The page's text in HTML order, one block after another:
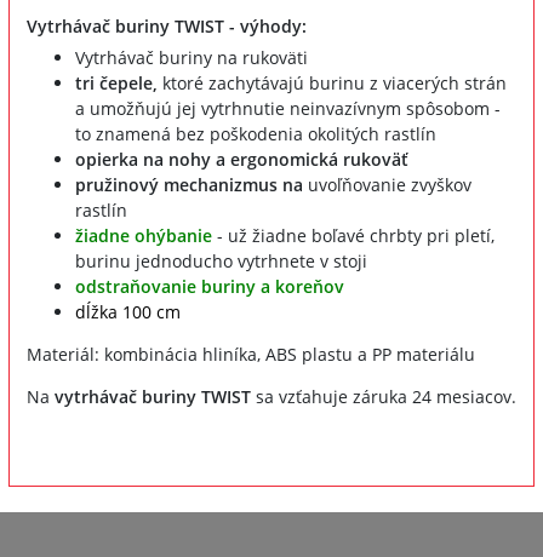
Vytrhávač buriny TWIST - výhody:
Vytrhávač buriny na rukoväti
tri čepele, ktoré zachytávajú burinu z viacerých strán
a umožňujú jej vytrhnutie neinvazívnym spôsobom -
to znamená bez poškodenia okolitých rastlín
opierka na nohy a ergonomická rukoväť
pružinový mechanizmus na uvoľňovanie zvyškov
rastlín
žiadne ohýbanie - už žiadne boľavé chrbty pri pletí,
burinu jednoducho vytrhnete v stoji
odstraňovanie buriny a koreňov
dĺžka 100 cm
Materiál: kombinácia hliníka, ABS plastu a PP materiálu
Na vytrhávač buriny TWIST sa vzťahuje záruka 24 mesiacov.